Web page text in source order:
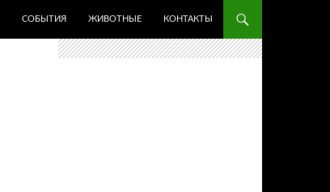
СОБЫТИЯ ЖИВОТНЫЕ КОНТАКТЫ